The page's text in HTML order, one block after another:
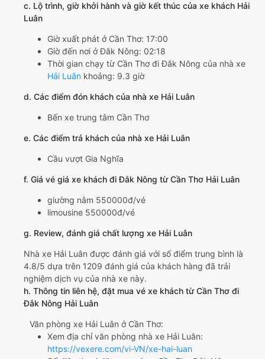
c. Lộ trình, giờ khởi hành và giờ kết thúc của xe khách Hải
Luân
Giờ xuất phát ở Cần Thơ: 17:00
Giờ đến nơi ở Đắk Nông: 02:18
Thời gian chạy từ Cần Thơ đi Đắk Nông của nhà xe
Hải Luân khoảng: 9.3 giờ
d. Các điểm đón khách của nhà xe Hải Luân
Bến xe trung tâm Cần Thơ
e. Các điểm trả khách của nhà xe Hải Luân
Cầu vượt Gia Nghĩa
f. Giá vé giá xe khách đi Đắk Nông từ Cần Thơ Hải Luân
giường nằm 550000đ/vé
limousine 550000đ/vé
g. Review, đánh giá chất lượng xe Hải Luân
Nhà xe Hải Luân được đánh giá với số điểm trung bình là
4.8/5 dựa trên 1209 đánh giá của khách hàng đã trải
nghiệm dịch vụ của nhà xe này.
h. Thông tin liên hệ, đặt mua vé xe khách từ Cần Thơ đi
Đắk Nông Hải Luân
Văn phòng xe Hải Luân ở Cần Thơ:
Xem địa chỉ văn phòng nhà xe Hải Luân:
https://vexere.com/vi-VN/xe-hai-luan